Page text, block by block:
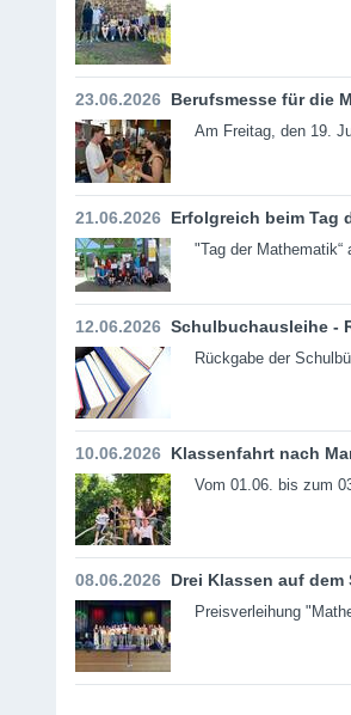
23.06.2026 Berufsmesse für die
Am Freitag, den 19.
21.06.2026 Erfolgreich beim Tag
"Tag der Mathematik“
12.06.2026 Schulbuchausleihe -
Rückgabe der
10.06.2026 Klassenfahrt nach
Vom 01.06. bis zum
08.06.2026 Drei Klassen auf dem
Preisverleihung